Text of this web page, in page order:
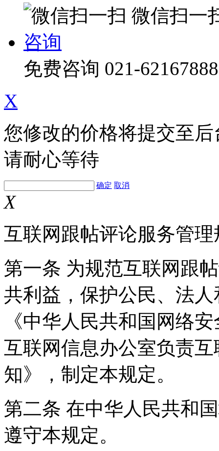
微信扫一
咨询
免费咨询 021-62167888
X
您修改的价格将提交至
请耐心等待
确定 取消
X
互联网跟帖评论服务管理
第一条 为规范互联网跟
共利益，保护公民、法
《中华人民共和国网络
互联网信息办公室负责
知》，制定本规定。
第二条 在中华人民共和
遵守本规定。